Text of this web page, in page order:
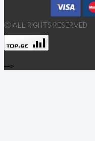
© ALL RIGHTS RESERVED
-->